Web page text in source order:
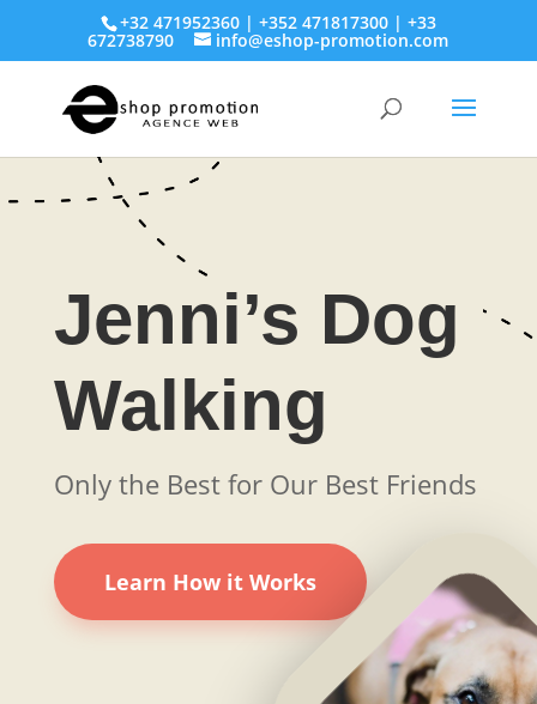
+32 471952360 | +352 471817300 | +33
672738790 info@eshop-promotion.com
Jenni’s Dog
Walking
Only the Best for Our Best Friends
Learn How it Works